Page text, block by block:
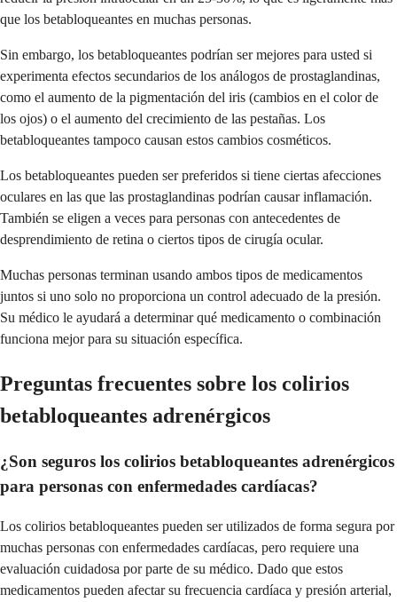
que los betabloqueantes en muchas personas.
Sin embargo, los betabloqueantes podrían ser mejores para usted si
experimenta efectos secundarios de los análogos de prostaglandinas,
como el aumento de la pigmentación del iris (cambios en el color de
los ojos) o el aumento del crecimiento de las pestañas. Los
betabloqueantes tampoco causan estos cambios cosméticos.
Los betabloqueantes pueden ser preferidos si tiene ciertas afecciones
oculares en las que las prostaglandinas podrían causar inflamación.
También se eligen a veces para personas con antecedentes de
desprendimiento de retina o ciertos tipos de cirugía ocular.
Muchas personas terminan usando ambos tipos de medicamentos
juntos si uno solo no proporciona un control adecuado de la presión.
Su médico le ayudará a determinar qué medicamento o combinación
funciona mejor para su situación específica.
Preguntas frecuentes sobre los colirios
betabloqueantes adrenérgicos
¿Son seguros los colirios betabloqueantes adrenérgicos
para personas con enfermedades cardíacas?
Los colirios betabloqueantes pueden ser utilizados de forma segura por
muchas personas con enfermedades cardíacas, pero requiere una
evaluación cuidadosa por parte de su médico. Dado que estos
medicamentos pueden afectar su frecuencia cardíaca y presión arterial,